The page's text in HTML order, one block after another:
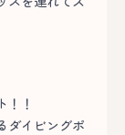
！
ダイビングポ